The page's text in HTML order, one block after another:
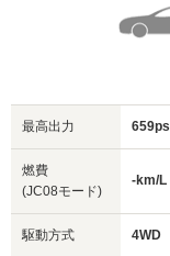
最高出力 659ps
燃費
(JC08モード)
-km/L
駆動方式 4WD